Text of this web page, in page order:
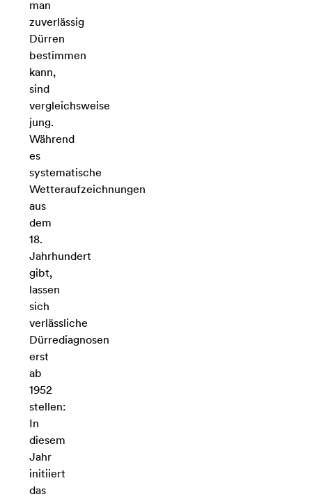
man
zuverlässig
Dürren
bestimmen
kann,
sind
vergleichsweise
jung.
Während
es
systematische
Wetteraufzeichnungen
aus
dem
18.
Jahrhundert
gibt,
lassen
sich
verlässliche
Dürrediagnosen
erst
ab
1952
stellen:
In
diesem
Jahr
initiiert
das